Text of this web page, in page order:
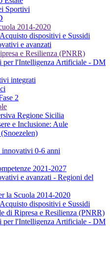
Sportivi
2014-2020
dispositivi e Sussidi
e avanzati
e Resilienza (PNRR)
per l'Intelligenza Artificiale - DM
integrati
2
Regione Sicilia
e Inclusione: Aule
0-6 anni
2021-2027
e avanzati - Regioni del
la Scuola 2014-2020
dispositivi e Sussidi
di Ripresa e Resilienza (PNRR)
per l'Intelligenza Artificiale - DM